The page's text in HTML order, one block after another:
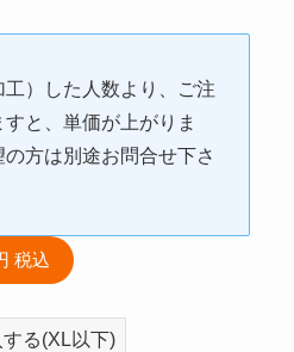
）した人数より、ご注
と、単価が上がりま
方は別途お問合せ下さ
税込
る(XL以下)